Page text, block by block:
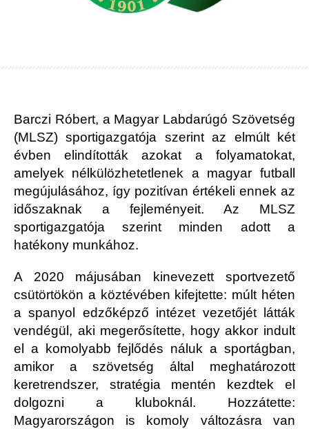
Barczi Róbert, a Magyar Labdarúgó Szövetség
(MLSZ) sportigazgatója szerint az elmúlt két
évben elindították azokat a folyamatokat,
amelyek nélkülözhetetlenek a magyar futball
megújulásához, így pozitívan értékeli ennek az
időszaknak a fejleményeit. Az MLSZ
sportigazgatója szerint minden adott a
hatékony munkához.
A 2020 májusában kinevezett sportvezető
csütörtökön a köztévében kifejtette: múlt héten
a spanyol edzőképző intézet vezetőjét látták
vendégül, aki megerősítette, hogy akkor indult
el a komolyabb fejlődés náluk a sportágban,
amikor a szövetség által meghatározott
keretrendszer, stratégia mentén kezdtek el
dolgozni a kluboknál. Hozzátette:
Magyarországon is komoly változásra van